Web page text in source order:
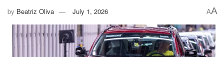
by Beatriz Oliva July 1, 2026 AA